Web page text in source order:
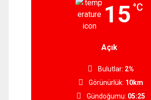
15 °C
Açık
Bulutlar: 2%
Görünürlük: 10km
Gündoğumu: 05:25